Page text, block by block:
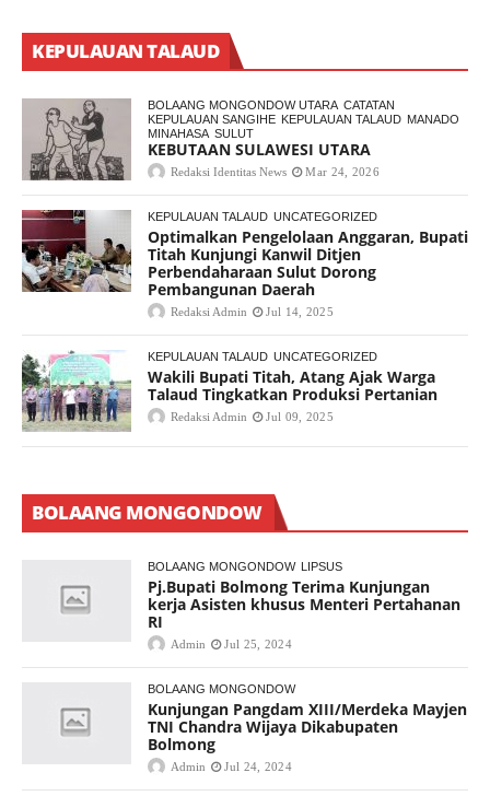
KEPULAUAN TALAUD
BOLAANG MONGONDOW UTARA CATATAN
KEPULAUAN SANGIHE KEPULAUAN TALAUD MANADO
MINAHASA SULUT
KEBUTAAN SULAWESI UTARA
Redaksi Identitas News Mar 24, 2026
KEPULAUAN TALAUD UNCATEGORIZED
Optimalkan Pengelolaan Anggaran, Bupati
Titah Kunjungi Kanwil Ditjen
Perbendaharaan Sulut Dorong
Pembangunan Daerah
Redaksi Admin Jul 14, 2025
KEPULAUAN TALAUD UNCATEGORIZED
Wakili Bupati Titah, Atang Ajak Warga
Talaud Tingkatkan Produksi Pertanian
Redaksi Admin Jul 09, 2025
BOLAANG MONGONDOW
BOLAANG MONGONDOW LIPSUS
Pj.Bupati Bolmong Terima Kunjungan
kerja Asisten khusus Menteri Pertahanan
RI
Admin Jul 25, 2024
BOLAANG MONGONDOW
Kunjungan Pangdam XIII/Merdeka Mayjen
TNI Chandra Wijaya Dikabupaten
Bolmong
Admin Jul 24, 2024